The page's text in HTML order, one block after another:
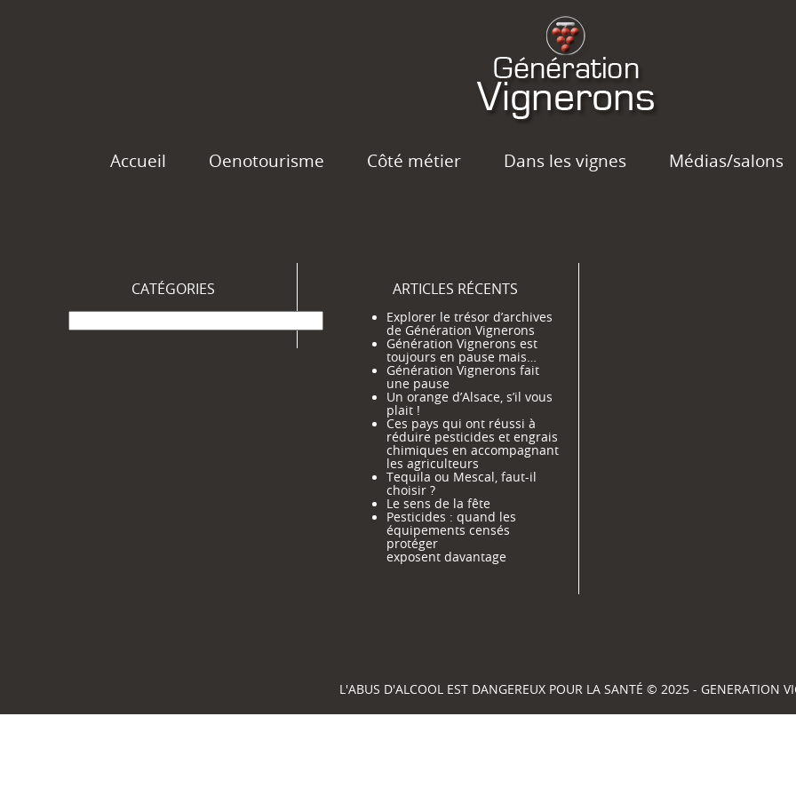
Accueil Oenotourisme Côté métier Dans les vignes Médias/salons
CATÉGORIES
Catégories
ARTICLES RÉCENTS
Explorer le trésor d’archives
de Génération Vignerons
Génération Vignerons est
toujours en pause mais…
Génération Vignerons fait
une pause
Un orange d’Alsace, s’il vous
plait !
Ces pays qui ont réussi à
réduire pesticides et engrais
chimiques en accompagnant
les agriculteurs
Tequila ou Mescal, faut-il
choisir ?
Le sens de la fête
Pesticides : quand les
équipements censés
protéger
exposent davantage
L'ABUS D'ALCOOL EST DANGEREUX POUR LA SANTÉ © 2025 - GENERATION